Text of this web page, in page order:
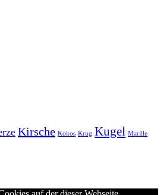
Kirsche Kokos Krug Kugel Marille